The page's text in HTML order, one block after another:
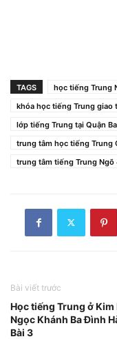
TAGS
học tiếng Trung
khóa học tiếng Trung giao
lớp tiếng Trung tại Quận
trung tâm học tiếng Trung
trung tâm tiếng Trung Ngõ
Bài viết trước
Học tiếng Trung ở Kim
Ngọc Khánh Ba Đình
Bài 3